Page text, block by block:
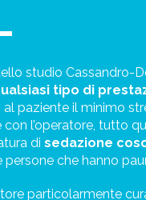
studio Cassandro-
tipo di
paziente il minimo
l’operatore, tutto
di sedazione
persone che hanno
particolarmente